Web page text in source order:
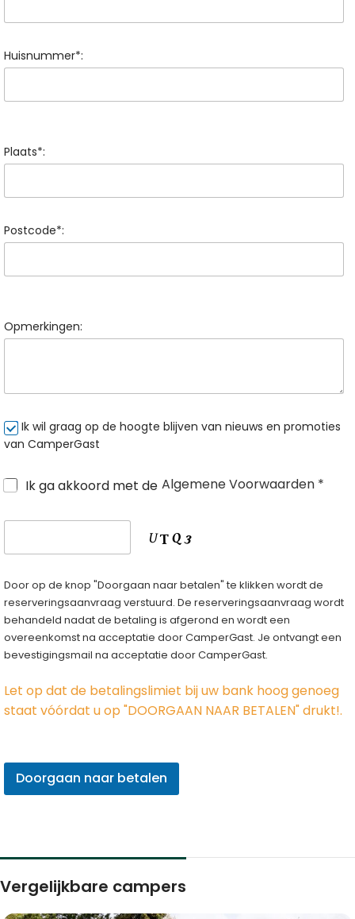
Huisnummer*:
Plaats*:
Postcode*:
Opmerkingen:
Ik wil graag op de hoogte blijven van nieuws en promoties
van CamperGast
Ik ga akkoord met de Algemene Voorwaarden *
Door op de knop "Doorgaan naar betalen" te klikken wordt de
reserveringsaanvraag verstuurd. De reserveringsaanvraag wordt
behandeld nadat de betaling is afgerond en wordt een
overeenkomst na acceptatie door CamperGast. Je ontvangt een
bevestigingsmail na acceptatie door CamperGast.
Let op dat de betalingslimiet bij uw bank hoog genoeg
staat vóórdat u op "DOORGAAN NAAR BETALEN" drukt!.
Vergelijkbare campers